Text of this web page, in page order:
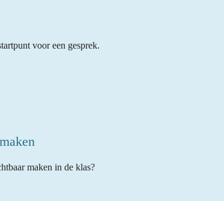
voor een gesprek.
maken in de klas?